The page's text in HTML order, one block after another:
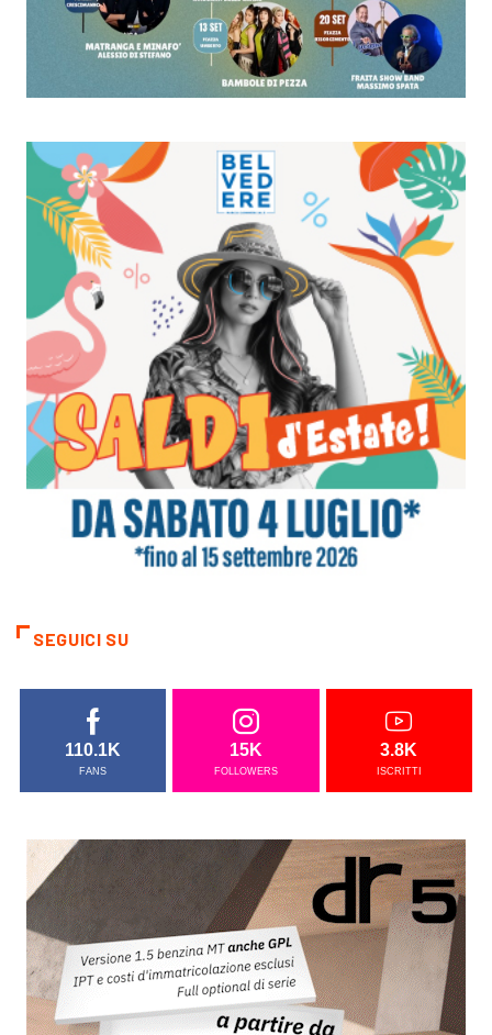
SEGUICI SU
110.1K
FANS
15K
FOLLOWERS
3.8K
ISCRITTI